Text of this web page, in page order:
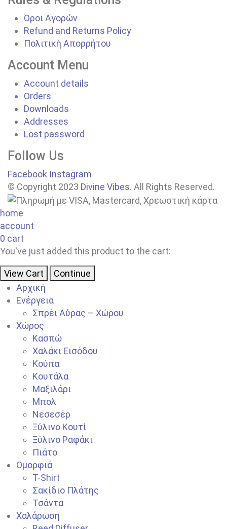
Όροι Αγορών
Refund and Returns Policy
Πολιτική Απορρήτου
Account Menu
Account details
Orders
Downloads
Addresses
Lost password
Follow Us
Facebook Instagram
© Copyright 2023 Divine Vibes. All Rights Reserved.
home
account
0 cart
You've just added this product to the cart:
View Cart
Continue
Αρχική
Ενέργεια
Σπρέι Αύρας – Χώρου
Χώρος
Κασπώ
Χαλάκι Εισόδου
Κούπα
Κουτάλα
Μαξιλάρι
Μπολ
Νεσεσέρ
Ξύλινο Κουτί
Ξύλινο Ραφάκι
Πιάτο
Ομορφιά
T-Shirt
Σακίδιο Πλάτης
Τσάντα
Χαλάρωση